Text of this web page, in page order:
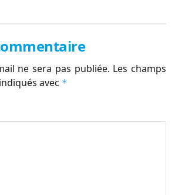
ne sera pas publiée. Les champs
avec *